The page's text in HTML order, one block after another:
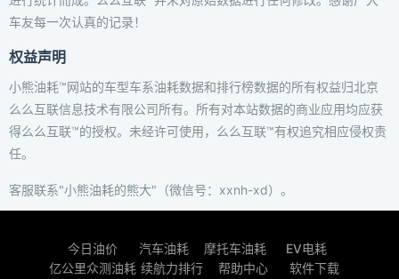
车友每一次认真的记录！
权益声明
小熊油耗™网站的车型车系油耗数据和排行榜数据的所有权益归北京
么么互联信息技术有限公司所有。所有对本站数据的商业应用均应获
得么么互联™的授权。未经许可使用，么么互联™有权追究相应侵权责
任。
客服联系"小熊油耗的熊大"（微信号：xxnh-xd）。
今日油价 汽车油耗 摩托车油耗
EV电耗
亿公里众测油耗 续航力排行 帮助中心 软件下载